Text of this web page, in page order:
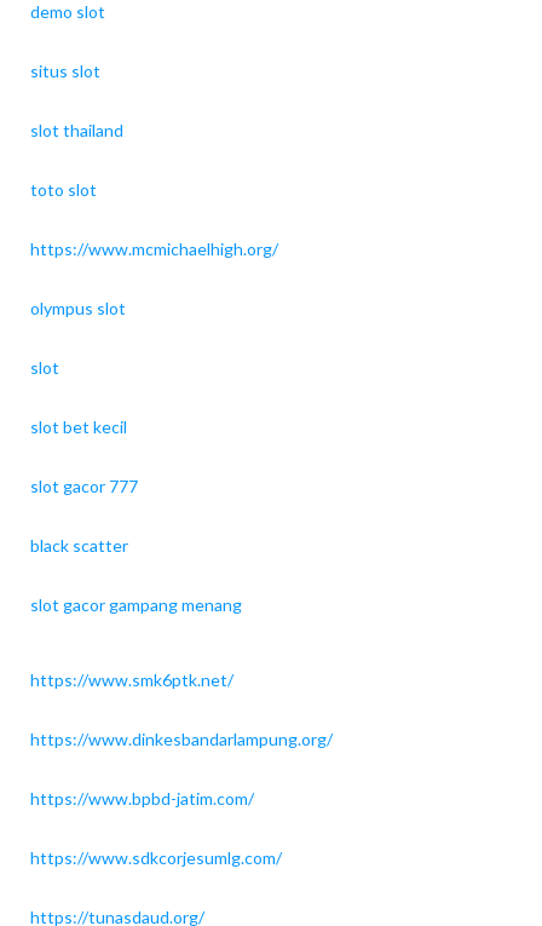
demo slot
situs slot
slot thailand
toto slot
https://www.mcmichaelhigh.org/
olympus slot
slot
slot bet kecil
slot gacor 777
black scatter
slot gacor gampang menang
https://www.smk6ptk.net/
https://www.dinkesbandarlampung.org/
https://www.bpbd-jatim.com/
https://www.sdkcorjesumlg.com/
https://tunasdaud.org/